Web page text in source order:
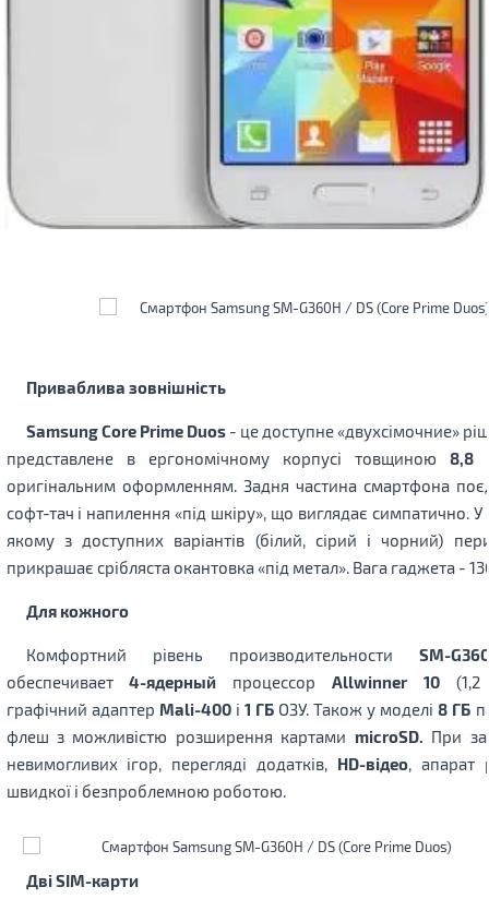
Приваблива зовнішність
Samsung Core Prime Duos- це доступне «двухсімочние»
представлене в ергономічному корпусі товщиною 8,8
оригінальним оформленням. Задня частина смартфона
софт-тач і напилення «під шкіру», що виглядає симпатично. У
якому з доступних варіантів (білий, сірий і чорний)
прикрашає срібляста окантовка «під метал». Вага гаджета -
Для кожного
Комфортний рівень производительности SM-
обеспечивает4-ядерный процессорAllwinner 10(1,2
графічний адаптер Mali-400і 1 ГБОЗУ. Також у моделі8 ГБ
флеш з можливістю розширення картами microSD. При
невимогливих ігор, перегляді додатків, HD-відео, апарат
швидкої і безпроблемною роботою.
Дві SIM-карти